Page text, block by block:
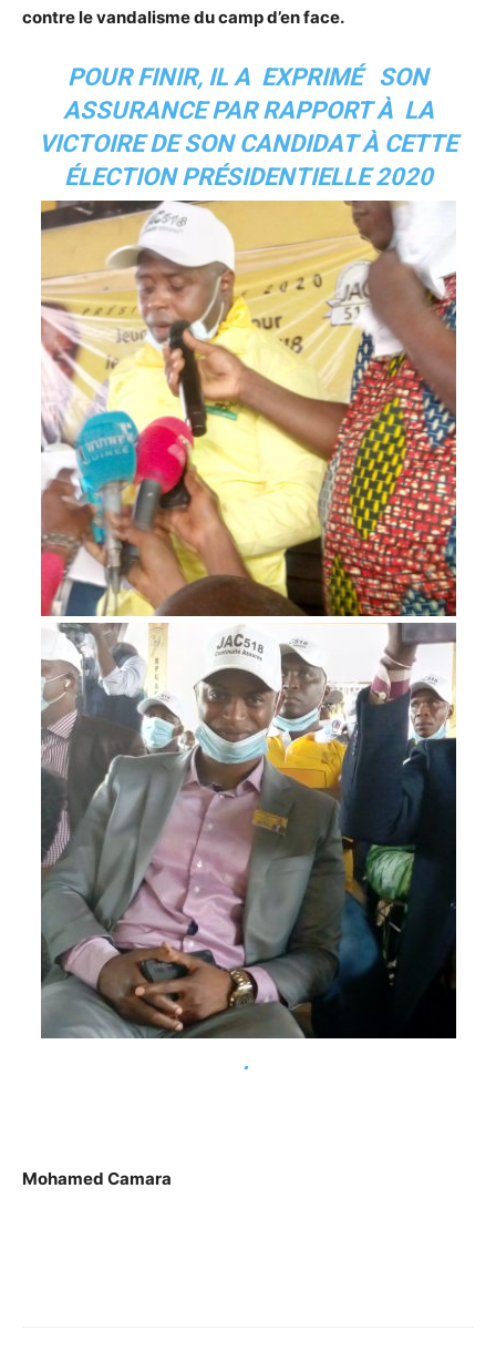
contre le vandalisme du camp d’en face.
POUR FINIR, IL A EXPRIMÉ SON
ASSURANCE PAR RAPPORT À LA
VICTOIRE DE SON CANDIDAT À CETTE
ÉLECTION PRÉSIDENTIELLE 2020
.
Mohamed Camara